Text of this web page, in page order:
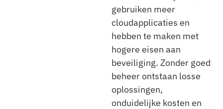
gebruiken meer
cloudapplicaties en
hebben te maken met
hogere eisen aan
beveiliging. Zonder goed
beheer ontstaan losse
oplossingen,
onduidelijke kosten en